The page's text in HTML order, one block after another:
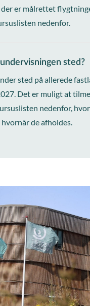
er målrettet
nedenfor.
sted?
sted på allerede
Det er muligt at
nedenfor,
de afholdes.